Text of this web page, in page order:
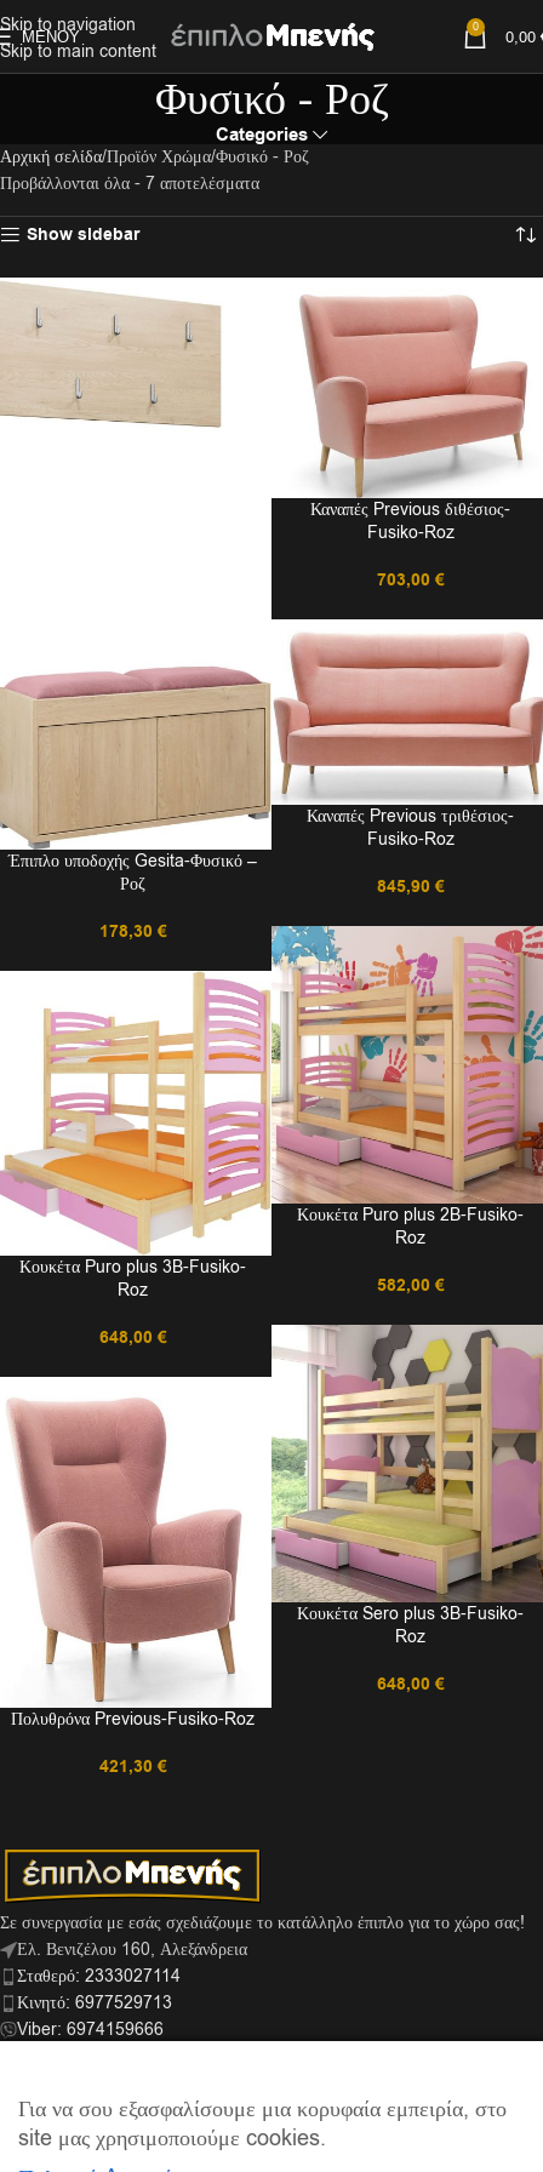
Skip to navigation
Skip to main content
ΜΕΝΟΎ 0 0,00
Φυσικό - Ροζ
Categories
Αρχική σελίδα Προϊόν Χρώμα Φυσικό - Ροζ
Προβάλλονται όλα - 7 αποτελέσματα
Show sidebar
Έπιπλο υποδοχής Gesita-Φυσικό –
Ροζ
178,30 €
Καναπές Previous διθέσιος-
Fusiko-Roz
703,00 €
Καναπές Previous τριθέσιος-
Fusiko-Roz
845,90 €
Κουκέτα Puro plus 2B-Fusiko-
Roz
582,00 €
Κουκέτα Puro plus 3B-Fusiko-
Roz
648,00 €
Κουκέτα Sero plus 3B-Fusiko-
Roz
648,00 €
Πολυθρόνα Previous-Fusiko-Roz
421,30 €
Σε συνεργασία με εσάς σχεδιάζουμε το κατάλληλο έπιπλο για το χώρο σας!
Ελ. Βενιζέλου 160, Αλεξάνδρεια
Σταθερό: 2333027114
Κινητό: 6977529713
Viber: 6974159666
ΣΎΝΔΕΣΜΟΙ
Για να σου εξασφαλίσουμε μια κορυφαία εμπειρία, στο
site μας χρησιμοποιούμε cookies.